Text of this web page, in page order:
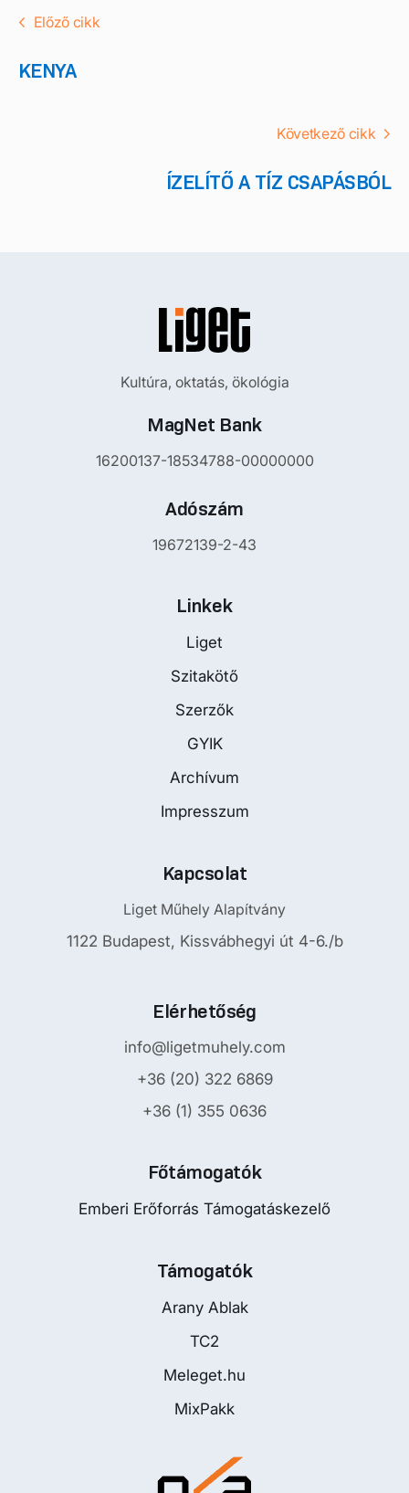
Előző cikk
KENYA
Következő cikk
ÍZELÍTŐ A TÍZ CSAPÁSBÓL
Kultúra, oktatás, ökológia
MagNet Bank
16200137-18534788-00000000
Adószám
19672139-2-43
Linkek
Liget
Szitakötő
Szerzők
GYIK
Archívum
Impresszum
Kapcsolat
Liget Műhely Alapítvány
1122 Budapest, Kissvábhegyi út 4-6./b
Elérhetőség
info@ligetmuhely.com
+36 (20) 322 6869
+36 (1) 355 0636
Főtámogatók
Emberi Erőforrás Támogatáskezelő
Támogatók
Arany Ablak
TC2
Meleget.hu
MixPakk